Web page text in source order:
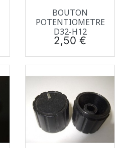
BOUTON
POTENTIOMETRE
D32-H12
Prix
2,50 €